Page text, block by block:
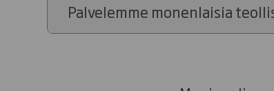
Palvelemme monenlaisia